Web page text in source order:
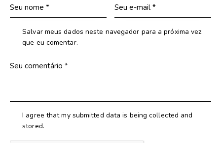
Salvar meus dados neste navegador para a próxima vez
que eu comentar.
I agree that my submitted data is being collected and
stored.